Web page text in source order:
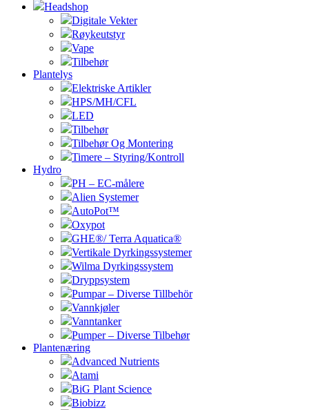
Headshop
Digitale Vekter
Røykeutstyr
Vape
Tilbehør
Plantelys
Elektriske Artikler
HPS/MH/CFL
LED
Tilbehør
Tilbehør Og Montering
Timere – Styring/Kontroll
Hydro
PH – EC-målere
Alien Systemer
AutoPot™
Oxypot
GHE®/ Terra Aquatica®
Vertikale Dyrkingssystemer
Wilma Dyrkingssystem
Dryppsystem
Pumpar – Diverse Tillbehör
Vannkjøler
Vanntanker
Pumper – Diverse Tilbehør
Plantenæring
Advanced Nutrients
Atami
BiG Plant Science
Biobizz